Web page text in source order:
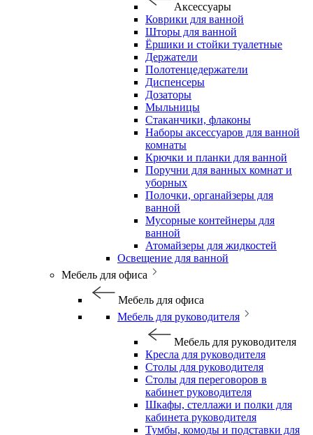
Аксессуары
Коврики для ванной
Шторы для ванной
Ёршики и стойки туалетные
Держатели
Полотенцедержатели
Диспенсеры
Дозаторы
Мыльницы
Стаканчики, флаконы
Наборы аксессуаров для ванной
комнаты
Крючки и планки для ванной
Поручни для ванных комнат и
уборных
Полочки, органайзеры для
ванной
Мусорные контейнеры для
ванной
Атомайзеры для жидкостей
Освещение для ванной
Мебель для офиса
Мебель для офиса
Мебель для руководителя
Мебель для руководителя
Кресла для руководителя
Столы для руководителя
Столы для переговоров в
кабинет руководителя
Шкафы, стеллажи и полки для
кабинета руководителя
Тумбы, комоды и подставки для